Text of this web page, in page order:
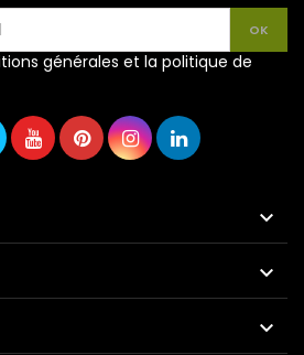
générales et la politique de


